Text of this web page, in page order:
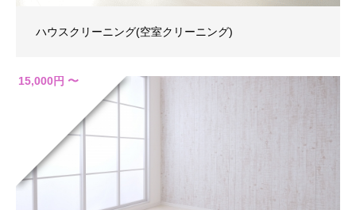
ハウスクリーニング(空室クリーニング)
15,000円 〜